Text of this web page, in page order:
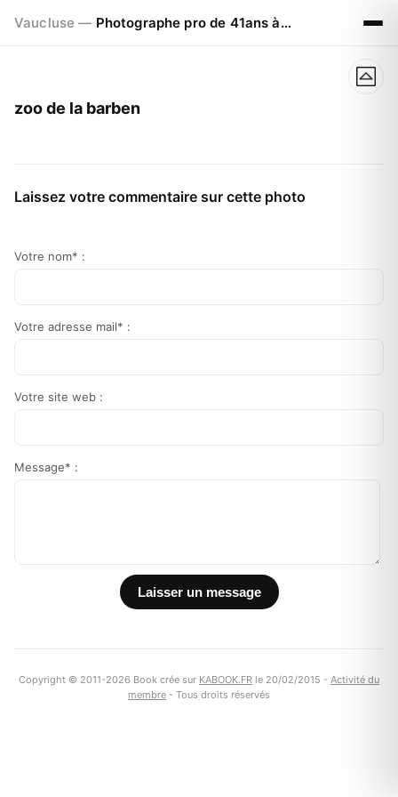
Vaucluse — Photographe pro de 41ans à Visan 84820
zoo de la barben
Laissez votre commentaire sur cette photo
Votre nom* :
Votre adresse mail* :
Votre site web :
Message* :
Copyright © 2011-2026 Book crée sur KABOOK.FR le 20/02/2015 - Activité du
membre - Tous droits réservés